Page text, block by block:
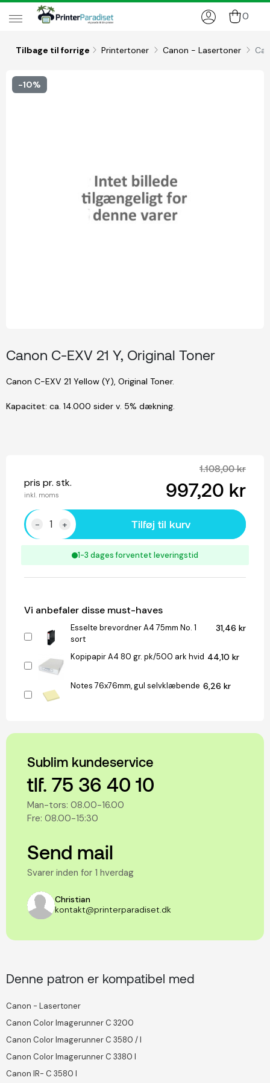
0
Tilbage til forrige Printertoner Canon - Lasertoner
-10%
Canon C-EXV 21 Y, Original Toner
Canon C-EXV 21 Yellow (Y), Original Toner.
Kapacitet: ca. 14.000 sider v. 5% dækning.
1.108,00 kr
pris pr. stk.
inkl. moms 997,20 kr
- + Tilføj til kurv
1-3 dages forventet leveringstid
Vi anbefaler disse must-haves
Esselte brevordner A4 75mm No. 1
sort
31,46 kr
Kopipapir A4 80 gr. pk/500 ark hvid 44,10 kr
Notes 76x76mm, gul selvklæbende 6,26 kr
Sublim kundeservice
tlf. 75 36 40 10
Man-tors: 08.00-16.00
Fre: 08.00-15:30
Send mail
Svarer inden for 1 hverdag
Christian
kontakt@printerparadiset.dk
Denne patron er kompatibel med
Canon - Lasertoner
Canon Color Imagerunner C 3200
Canon Color Imagerunner C 3580 / I
Canon Color Imagerunner C 3380 I
Canon IR- C 3580 I